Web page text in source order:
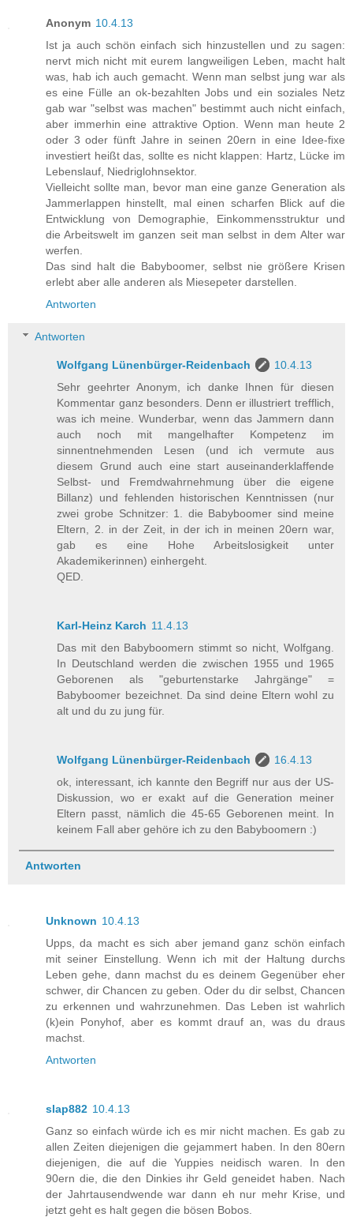
Anonym 10.4.13
Ist ja auch schön einfach sich hinzustellen und zu sagen:
nervt mich nicht mit eurem langweiligen Leben, macht halt
was, hab ich auch gemacht. Wenn man selbst jung war als
es eine Fülle an ok-bezahlten Jobs und ein soziales Netz
gab war "selbst was machen" bestimmt auch nicht einfach,
aber immerhin eine attraktive Option. Wenn man heute 2
oder 3 oder fünft Jahre in seinen 20ern in eine Idee-fixe
investiert heißt das, sollte es nicht klappen: Hartz, Lücke im
Lebenslauf, Niedriglohnsektor.
Vielleicht sollte man, bevor man eine ganze Generation als
Jammerlappen hinstellt, mal einen scharfen Blick auf die
Entwicklung von Demographie, Einkommensstruktur und
die Arbeitswelt im ganzen seit man selbst in dem Alter war
werfen.
Das sind halt die Babyboomer, selbst nie größere Krisen
erlebt aber alle anderen als Miesepeter darstellen.
Antworten
Antworten
Wolfgang Lünenbürger-Reidenbach
10.4.13
Sehr geehrter Anonym, ich danke Ihnen für diesen
Kommentar ganz besonders. Denn er illustriert trefflich,
was ich meine. Wunderbar, wenn das Jammern dann
auch noch mit mangelhafter Kompetenz im
sinnentnehmenden Lesen (und ich vermute aus
diesem Grund auch eine start auseinanderklaffende
Selbst- und Fremdwahrnehmung über die eigene
Billanz) und fehlenden historischen Kenntnissen (nur
zwei grobe Schnitzer: 1. die Babyboomer sind meine
Eltern, 2. in der Zeit, in der ich in meinen 20ern war,
gab es eine Hohe Arbeitslosigkeit unter
Akademikerinnen) einhergeht.
QED.
Karl-Heinz Karch 11.4.13
Das mit den Babyboomern stimmt so nicht, Wolfgang.
In Deutschland werden die zwischen 1955 und 1965
Geborenen als "geburtenstarke Jahrgänge" =
Babyboomer bezeichnet. Da sind deine Eltern wohl zu
alt und du zu jung für.
Wolfgang Lünenbürger-Reidenbach
16.4.13
ok, interessant, ich kannte den Begriff nur aus der US-
Diskussion, wo er exakt auf die Generation meiner
Eltern passt, nämlich die 45-65 Geborenen meint. In
keinem Fall aber gehöre ich zu den Babyboomern :)
Antworten
Unknown 10.4.13
Upps, da macht es sich aber jemand ganz schön einfach
mit seiner Einstellung. Wenn ich mit der Haltung durchs
Leben gehe, dann machst du es deinem Gegenüber eher
schwer, dir Chancen zu geben. Oder du dir selbst, Chancen
zu erkennen und wahrzunehmen. Das Leben ist wahrlich
(k)ein Ponyhof, aber es kommt drauf an, was du draus
machst.
Antworten
slap882 10.4.13
Ganz so einfach würde ich es mir nicht machen. Es gab zu
allen Zeiten diejenigen die gejammert haben. In den 80ern
diejenigen, die auf die Yuppies neidisch waren. In den
90ern die, die den Dinkies ihr Geld geneidet haben. Nach
der Jahrtausendwende war dann eh nur mehr Krise, und
jetzt geht es halt gegen die bösen Bobos.